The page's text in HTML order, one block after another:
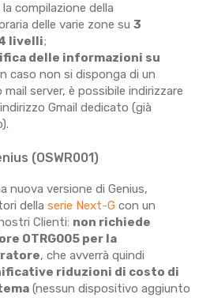
compilazione della
delle varie zone su 3
livelli;
delle informazioni su
caso non si disponga di un
server, è possibile indirizzare
Gmail dedicato (già
(OSWR001)
nuova versione di Genius,
della serie Next-G con un
Clienti: non richiede
OTRG005 per la
, che avverrà quindi
riduzioni di costo di
(nessun dispositivo aggiunto